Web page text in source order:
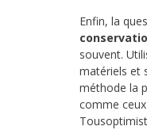
Enfin, la
souvent.
matériels et
méthode la
comme